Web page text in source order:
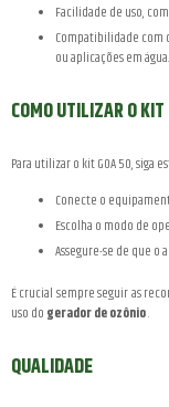
Facilidade de uso,
Compatibilidade com diferentes reatores e ventiladores para criação de fluxos de ar
ou aplicações em água.
COMO UTILIZAR O
Para utilizar o kit GOA 50, siga
Conecte o
Escolha o modo de
Assegure-se de que
É crucial sempre seguir as
uso do gerador de ozônio.
QUALIDADE